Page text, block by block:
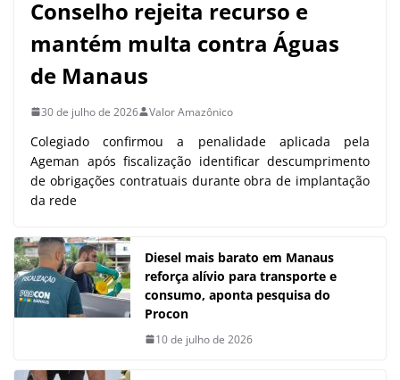
Conselho rejeita recurso e
mantém multa contra Águas
de Manaus
30 de julho de 2026 Valor Amazônico
Colegiado confirmou a penalidade aplicada pela
Ageman após fiscalização identificar descumprimento
de obrigações contratuais durante obra de implantação
da rede
Diesel mais barato em Manaus
reforça alívio para transporte e
consumo, aponta pesquisa do
Procon
10 de julho de 2026